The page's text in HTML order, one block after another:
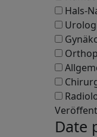
Hals-
Date